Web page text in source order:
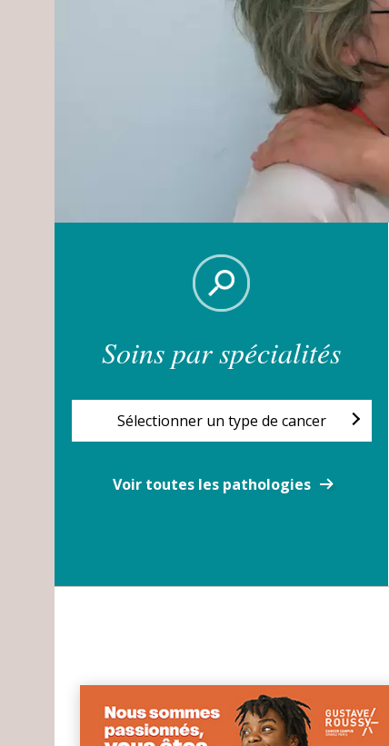
Soins par spécialités
Sélectionner un type de cancer
Voir toutes les pathologies